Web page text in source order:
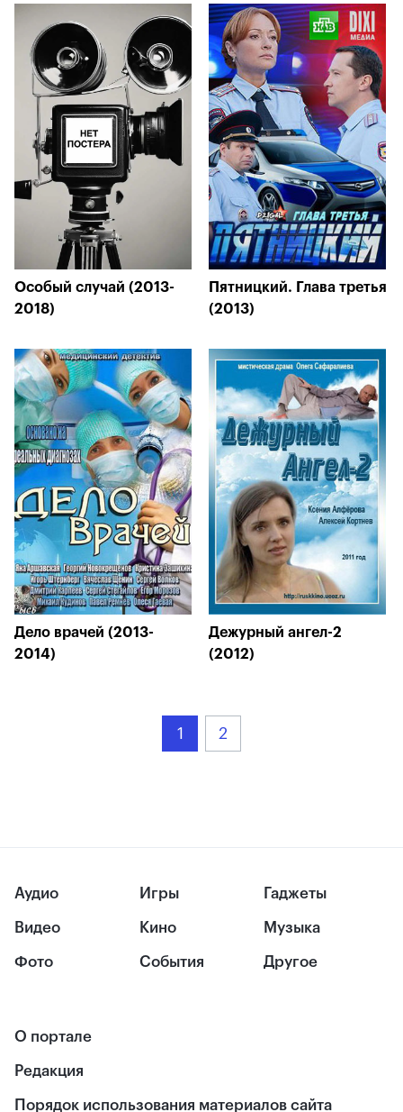
Особый случай (2013-
2018)
Пятницкий. Глава третья
(2013)
Дело врачей (2013-
2014)
Дежурный ангел-2
(2012)
1 2
Аудио
Видео
Фото
Игры
Кино
События
Гаджеты
Музыка
Другое
О портале
Редакция
Порядок использования материалов сайта